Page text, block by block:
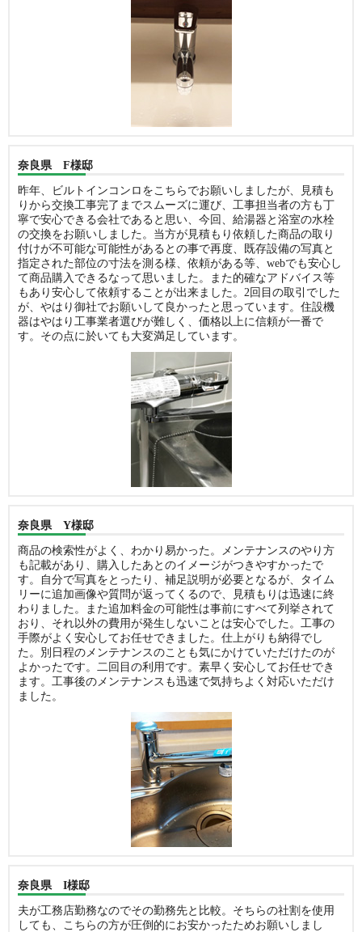
奈良県 F様邸
昨年、ビルトインコンロをこちらでお願いしましたが、見積も
りから交換工事完了までスムーズに運び、工事担当者の方も丁
寧で安心できる会社であると思い、今回、給湯器と浴室の水栓
の交換をお願いしました。当方が見積もり依頼した商品の取り
付けが不可能な可能性があるとの事で再度、既存設備の写真と
指定された部位の寸法を測る様、依頼がある等、webでも安心し
て商品購入できるなって思いました。また的確なアドバイス等
もあり安心して依頼することが出来ました。2回目の取引でした
が、やはり御社でお願いして良かったと思っています。住設機
器はやはり工事業者選びが難しく、価格以上に信頼が一番で
す。その点に於いても大変満足しています。
奈良県 Y様邸
商品の検索性がよく、わかり易かった。メンテナンスのやり方
も記載があり、購入したあとのイメージがつきやすかったで
す。自分で写真をとったり、補足説明が必要となるが、タイム
リーに追加画像や質問が返ってくるので、見積もりは迅速に終
わりました。また追加料金の可能性は事前にすべて列挙されて
おり、それ以外の費用が発生しないことは安心でした。工事の
手際がよく安心してお任せできました。仕上がりも納得でし
た。別日程のメンテナンスのことも気にかけていただけたのが
よかったです。二回目の利用です。素早く安心してお任せでき
ます。工事後のメンテナンスも迅速で気持ちよく対応いただけ
ました。
奈良県 I様邸
夫が工務店勤務なのでその勤務先と比較。そちらの社割を使用
しても、こちらの方が圧倒的にお安かったためお願いしまし